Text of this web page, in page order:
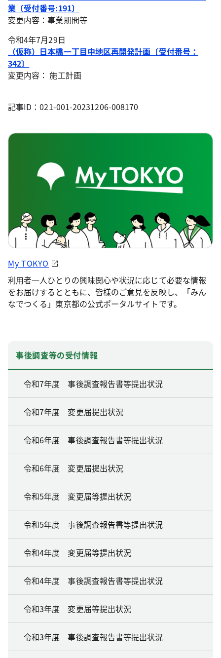
業〔受付番号:191〕
変更内容：事業期間等
令和4年7月29日
（仮称）日本橋一丁目中地区再開発計画〔受付番号：
342〕
変更内容： 施工計画
記事ID：021-001-20231206-008170
My TOKYO
利用者一人ひとりの興味関心や状況に応じて必要な情報
をお届けするとともに、皆様のご意見を反映し、「みん
なでつくる」東京都の公式ポータルサイトです。
事後調査等の受付情報
令和7年度 事後調査報告書等提出状況
令和7年度 変更届提出状況
令和6年度 事後調査報告書等提出状況
令和6年度 変更届提出状況
令和5年度 変更届等提出状況
令和5年度 事後調査報告書等提出状況
令和4年度 変更届等提出状況
令和4年度 事後調査報告書等提出状況
令和3年度 変更届等提出状況
令和3年度 事後調査報告書等提出状況